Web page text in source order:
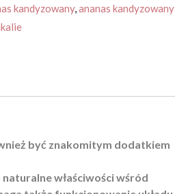
kandyzowany,ananas kandyzowany
być znakomitym dodatkiem
właściwości wśród